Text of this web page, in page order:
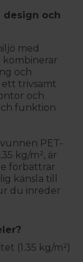
design och
med
kombinerar
och
ett trivsamt
och
funktion
PET-
kg/m², är
förbättrar
känsla till
du inreder
(1.35 kg/m²)